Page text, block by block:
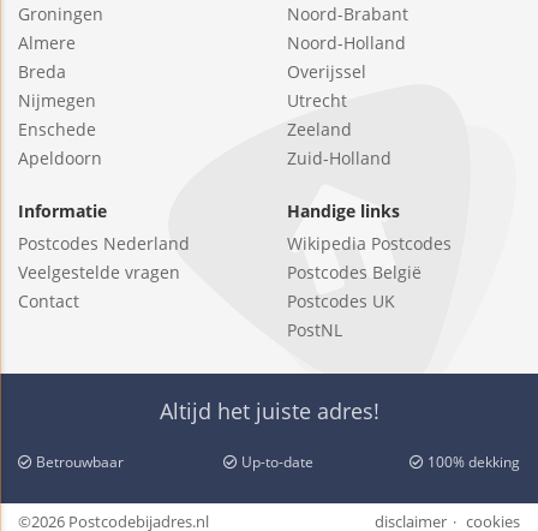
Groningen
Almere
Breda
Nijmegen
Enschede
Apeldoorn
Noord-Brabant
Noord-Holland
Overijssel
Utrecht
Zeeland
Zuid-Holland
Informatie
Postcodes Nederland
Veelgestelde vragen
Contact
Handige links
Wikipedia Postcodes
Postcodes België
Postcodes UK
PostNL
Altijd het juiste adres!
Betrouwbaar Up-to-date 100% dekking
©2026 Postcodebijadres.nl disclaimer cookies